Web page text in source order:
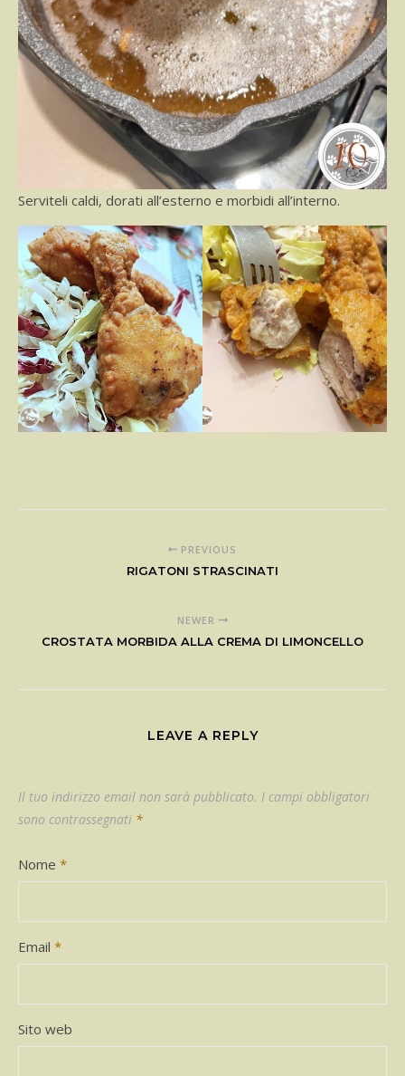
Serviteli caldi, dorati all’esterno e morbidi all’interno.
PREVIOUS
RIGATONI STRASCINATI
NEWER
CROSTATA MORBIDA ALLA CREMA DI LIMONCELLO
LEAVE A REPLY
Il tuo indirizzo email non sarà pubblicato. I campi obbligatori
sono contrassegnati *
Nome *
Email *
Sito web